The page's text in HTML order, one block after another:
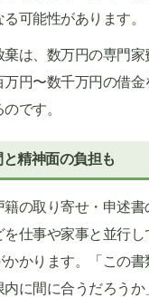
可能性があります。
棄は、数万円の専門家
万円〜数千万円の借金
です。
精神面の負担も
の取り寄せ・申述書
仕事や家事と並行
かかります。「この
に間に合うだろうか